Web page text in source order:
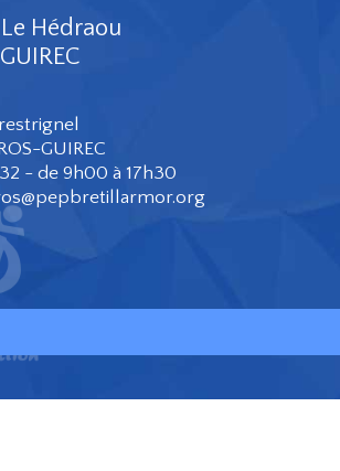
Hédraou
GUIREC
- de 9h00 à 17h30